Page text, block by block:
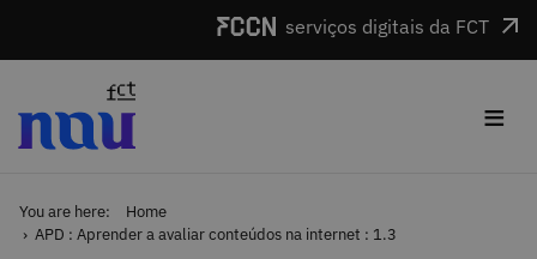
serviços digitais da FCT
≡
You are here:
Home
APD : Aprender a avaliar conteúdos na internet : 1.3